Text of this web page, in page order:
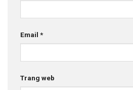
Email *
Trang web